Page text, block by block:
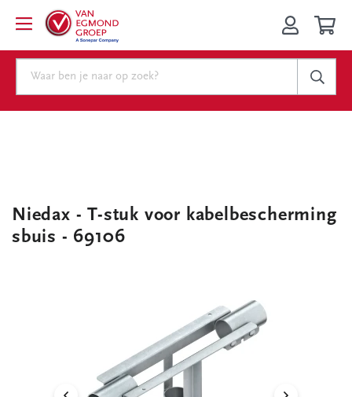
Niedax - T-stuk voor kabelbescherming
sbuis - 69106